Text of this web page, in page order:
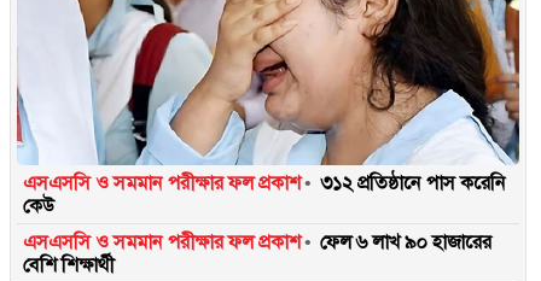
এসএসসি ও সমমান পরীক্ষার ফল প্রকাশ
৩১২ প্রতিষ্ঠানে পাস করেনি
কেউ
এসএসসি ও সমমান পরীক্ষার ফল প্রকাশ
ফেল ৬ লাখ ৯০ হাজারের
বেশি শিক্ষার্থী